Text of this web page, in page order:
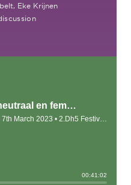
Eke Krijnen